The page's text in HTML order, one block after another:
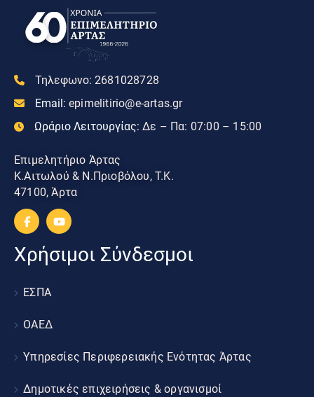
Τηλεφωνο: 2681028728
Email: epimelitirio@e-artas.gr
Ωράριο Λειτουργίας: Δε – Πα: 07:00 – 15:00
Επιμελητήριο Άρτας
Κ.Αιτωλού & Ν.Πριοβόλου, Τ.Κ.
47100, Άρτα
Χρήσιμοι Σύνδεσμοι
ΕΣΠΑ
ΟΑΕΔ
Υπηρεσίες Περιφερειακής Ενότητας Άρτας
Δημοτικές επιχειρήσεις & οργανισμοί